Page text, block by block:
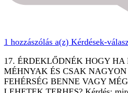
1 hozzászólás a(z) Kérdések-
17. ÉRDEKLŐDNÉK HOGY
MÉHNYAK ÉS CSAK
FEHÉRSÉG BENNE VAGY